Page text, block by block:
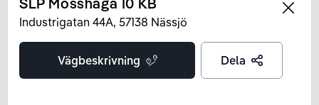
Left
Industrigatan 44A, 57138 Nässjö
Vägbeskrivning Dela